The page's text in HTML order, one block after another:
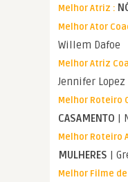
Melhor Atriz :
Melhor Ator
Willem Dafoe
Melhor Atriz
Jennifer Lopez
Melhor Roteiro
CASAMENTO |
Melhor Roteiro
MULHERES |
Melhor Filme